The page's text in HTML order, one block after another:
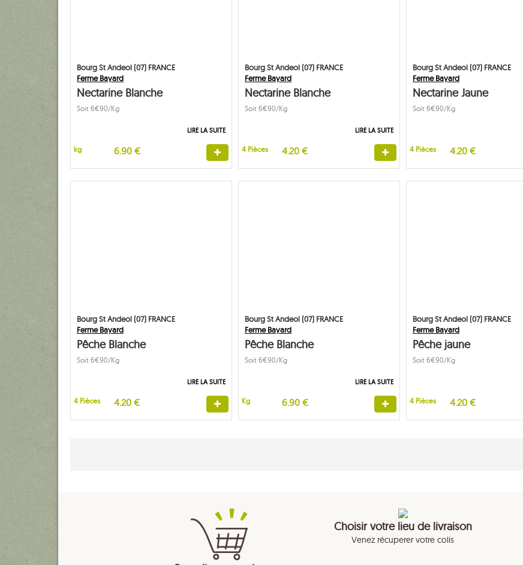
Bourg St Andeol (07) FRANCE
Ferme Bayard
Nectarine Blanche
Soit 6€90/Kg
LIRE LA SUITE
kg 6.90 €
Bourg St Andeol (07) FRANCE
Ferme Bayard
Nectarine Blanche
Soit 6€90/Kg
LIRE LA SUITE
4 Pièces 4.20 €
Bourg St Andeol (07) FRANCE
Ferme Bayard
Nectarine Jaune
Soit 6€90/Kg
4 Pièces 4.20 €
Bourg St Andeol (07) FRANCE
Ferme Bayard
Pêche Blanche
Soit 6€90/Kg
LIRE LA SUITE
4 Pièces 4.20 €
Bourg St Andeol (07) FRANCE
Ferme Bayard
Pêche Blanche
Soit 6€90/Kg
LIRE LA SUITE
Kg 6.90 €
Bourg St Andeol (07) FRANCE
Ferme Bayard
Pêche jaune
Soit 6€90/Kg
4 Pièces 4.20 €
Choisir votre lieu de livraison
Venez récuperer votre colis